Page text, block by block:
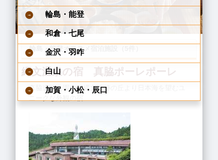
輪島・能登
和倉・七尾
金沢・羽咋
白山
加賀・小松・辰口
輪島・能登オススメ宿泊施設（5件）
縄文温泉の宿 真脇ポーレポーレ
真脇遺跡公園内、縄文遺跡の丘より日本海を望むユ